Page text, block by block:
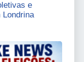
e
Londrina